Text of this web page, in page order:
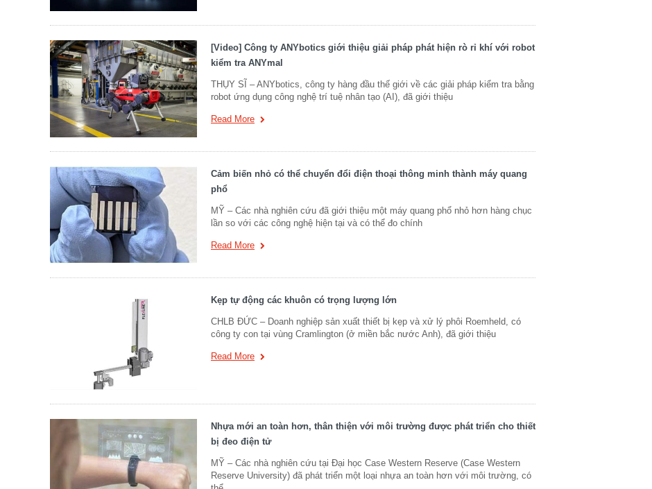
[Video] Công ty ANYbotics giới thiệu giải pháp phát hiện rò rỉ khí với robot
kiểm tra ANYmal
THỤY SĨ – ANYbotics, công ty hàng đầu thế giới về các giải pháp kiểm tra bằng
robot ứng dụng công nghệ trí tuệ nhân tạo (AI), đã giới thiệu
Read More
Cảm biến nhỏ có thể chuyển đổi điện thoại thông minh thành máy quang
phổ
MỸ – Các nhà nghiên cứu đã giới thiệu một máy quang phổ nhỏ hơn hàng chục
lần so với các công nghệ hiện tại và có thể đo chính
Read More
Kẹp tự động các khuôn có trọng lượng lớn
CHLB ĐỨC – Doanh nghiệp sản xuất thiết bị kẹp và xử lý phôi Roemheld, có
công ty con tại vùng Cramlington (ở miền bắc nước Anh), đã giới thiệu
Read More
Nhựa mới an toàn hơn, thân thiện với môi trường được phát triển cho thiết
bị đeo điện tử
MỸ – Các nhà nghiên cứu tại Đại học Case Western Reserve (Case Western
Reserve University) đã phát triển một loại nhựa an toàn hơn với môi trường, có